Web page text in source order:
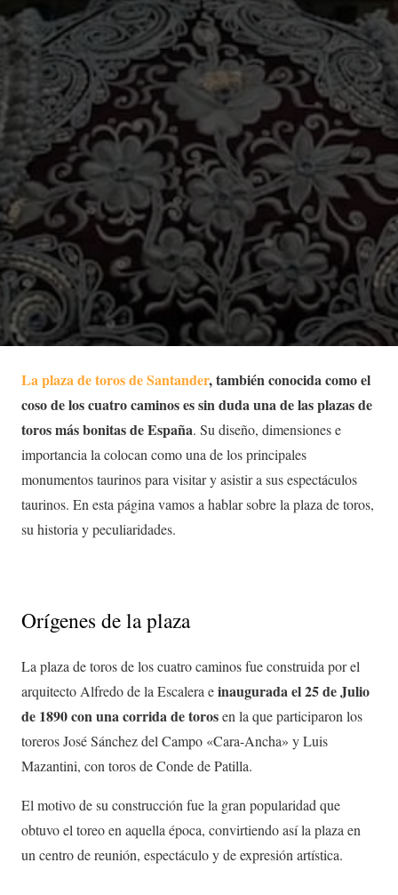
La plaza de toros de Santander, también conocida como el
coso de los cuatro caminos es sin duda una de las plazas de
toros más bonitas de España. Su diseño, dimensiones e
importancia la colocan como una de los principales
monumentos taurinos para visitar y asistir a sus espectáculos
taurinos. En esta página vamos a hablar sobre la plaza de toros,
su historia y peculiaridades.
Orígenes de la plaza
La plaza de toros de los cuatro caminos fue construida por el
arquitecto Alfredo de la Escalera einaugurada el 25 de Julio
de 1890 con una corrida de torosen la que participaron los
toreros José Sánchez del Campo «Cara-Ancha» y Luis
Mazantini, con toros de Conde de Patilla.
El motivo de su construcción fue la gran popularidad que
obtuvo el toreo en aquella época, convirtiendo así la plaza en
un centro de reunión, espectáculo y de expresión artística.